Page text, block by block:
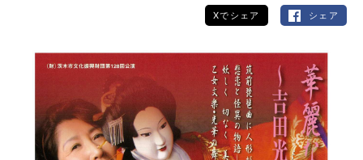
Xでシェア シェア